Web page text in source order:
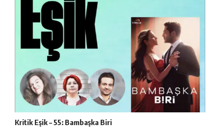
Kritik Eşik – 55: Bambaşka Biri